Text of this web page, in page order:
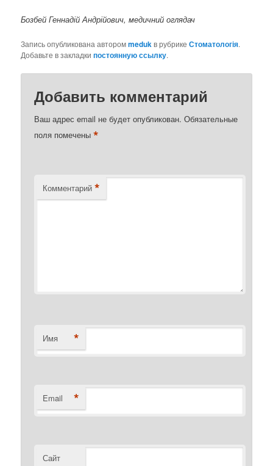
Бозбей Геннадій Андрійович, медичний оглядач
Запись опубликована авторомmedukв рубрикеСтоматологія.
Добавьте в закладкипостоянную ссылку.
Добавить комментарий
Ваш адрес email не будет опубликован. Обязательные
поля помечены*
Комментарий *
Имя *
Email *
Сайт